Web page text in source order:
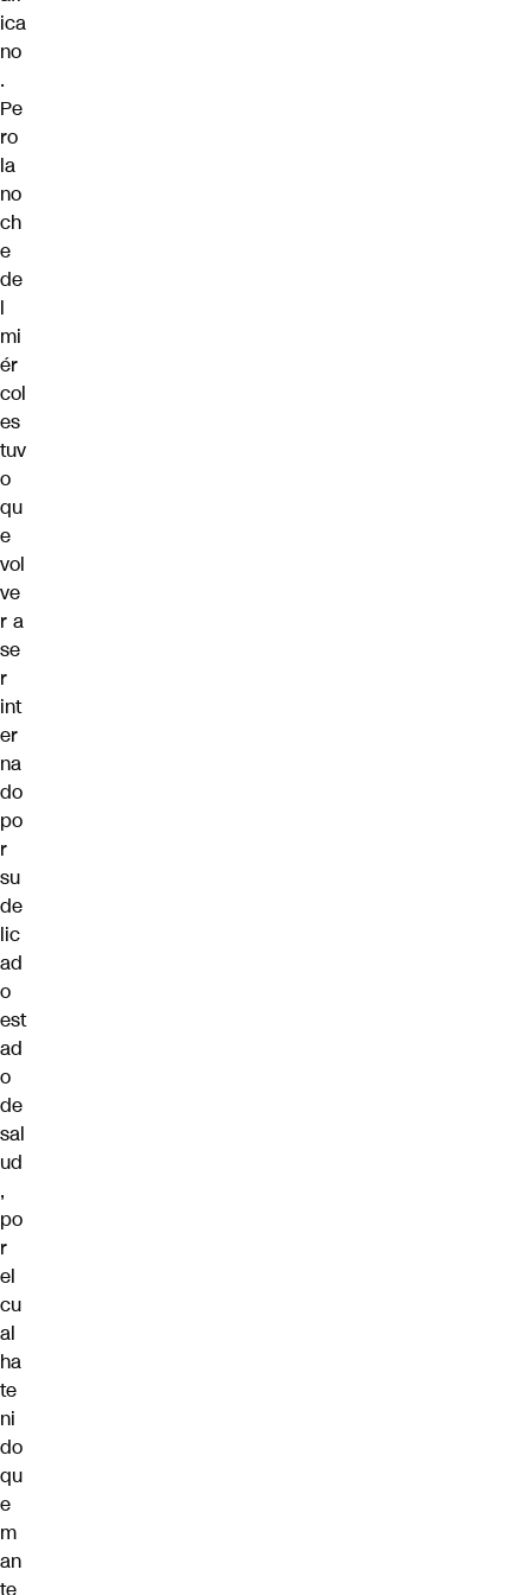
ica
no
.
Pe
ro
la
no
ch
e
de
l
mi
ér
col
es
tuv
o
qu
e
vol
ve
r a
se
r
int
er
na
do
po
r
su
de
lic
ad
o
est
ad
o
de
sal
ud
,
po
r
el
cu
al
ha
te
ni
do
qu
e
m
an
te